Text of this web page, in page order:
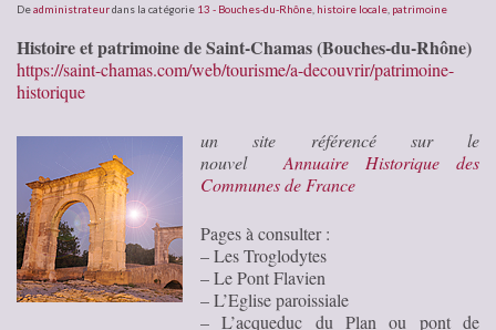
Deadministrateurdans la catégorie 13 - Bouches-du-Rhône histoire locale patrimoine
Histoire et patrimoine de Saint-Chamas (Bouches-du-Rhône)
https://saint-chamas.com/web/tourisme/a-decouvrir/patrimoine-
historique
un site référencé sur le
nouvel Annuaire Historique des
Communes de France
Pages à consulter :
– Les Troglodytes
– Le Pont Flavien
– L’Eglise paroissiale
– L’acqueduc du Plan ou pont de